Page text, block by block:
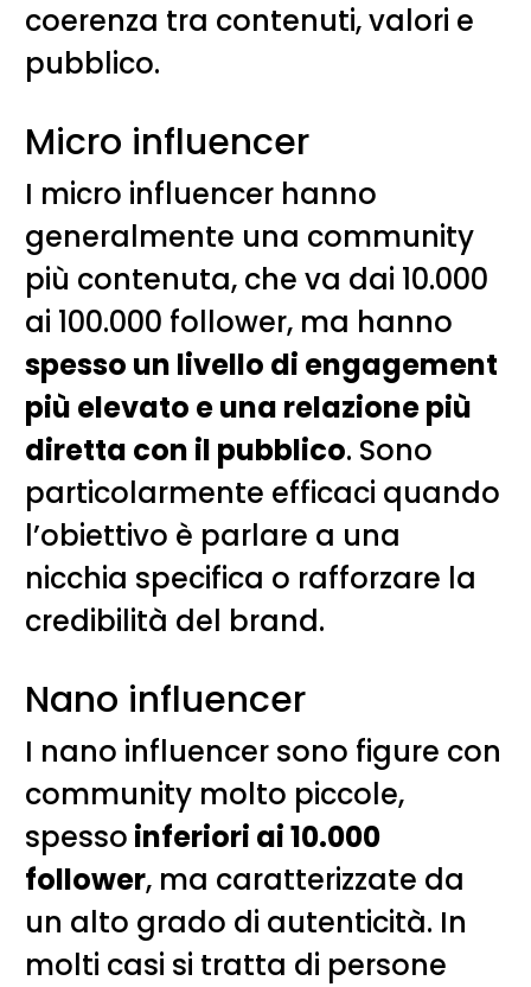
coerenza tra contenuti, valori e
pubblico.
Micro influencer
I micro influencer hanno
generalmente una community
più contenuta, che va dai 10.000
ai 100.000 follower, ma hanno
spesso un livello di engagement
più elevato e una relazione più
diretta con il pubblico. Sono
particolarmente efficaci quando
l’obiettivo è parlare a una
nicchia specifica o rafforzare la
credibilità del brand.
Nano influencer
I nano influencer sono figure con
community molto piccole,
spesso inferiori ai 10.000
follower, ma caratterizzate da
un alto grado di autenticità. In
molti casi si tratta di persone